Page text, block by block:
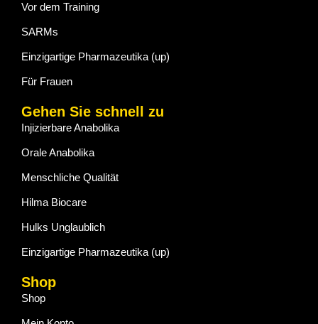
Vor dem Training
SARMs
Einzigartige Pharmazeutika (up)
Für Frauen
Gehen Sie schnell zu
Injizierbare Anabolika
Orale Anabolika
Menschliche Qualität
Hilma Biocare
Hulks Unglaublich
Einzigartige Pharmazeutika (up)
Shop
Shop